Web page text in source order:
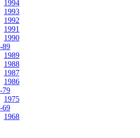
1994
1993
1992
1991
1990
89
1989
1988
1987
1986
79
1975
69
1968